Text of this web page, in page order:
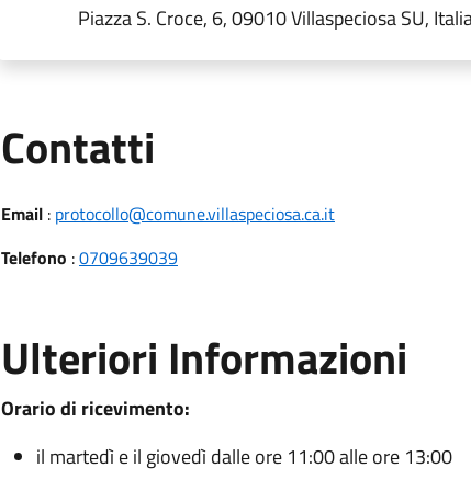
Piazza S. Croce, 6, 09010 Villaspeciosa SU,
Contatti
Email: protocollo@comune.villaspeciosa.ca.it
Telefono :0709639039
Ulteriori Informazioni
Orario di ricevimento:
il martedì e il giovedì dalle ore 11:00 alle ore 13:00